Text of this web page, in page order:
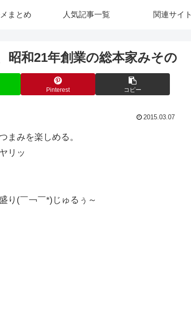
まとめ 人気記事一覧 関連サイト
昭和21年創業の総本家みその
Pinterest コピー
2015.03.07
まみを楽しめる。
リッ
り(￣￢￣*)じゅるぅ～